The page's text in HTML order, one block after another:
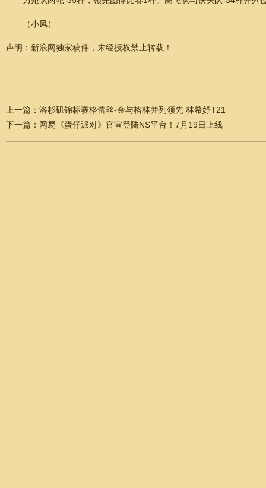
（小风）
声明：新浪网独家稿件，未经授权禁止转载！
上一篇： 洛杉矶锦标赛格蕾丝-金与格林并列领先 林希妤T21
下一篇： 网易《蛋仔派对》官宣登陆NS平台！7月19日上线